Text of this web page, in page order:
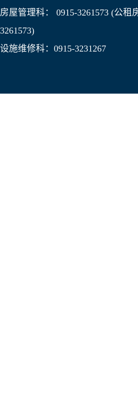
房屋管理科： 0915-3261573 (公租
3261573)
设施维修科：0915-3231267